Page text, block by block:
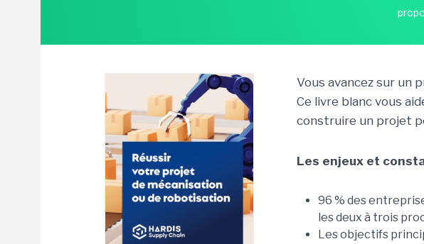
Vous avancez sur un
Ce livre blanc vous
construire un projet
Les enjeux et
96 % des
les deux à trois
Les objectifs